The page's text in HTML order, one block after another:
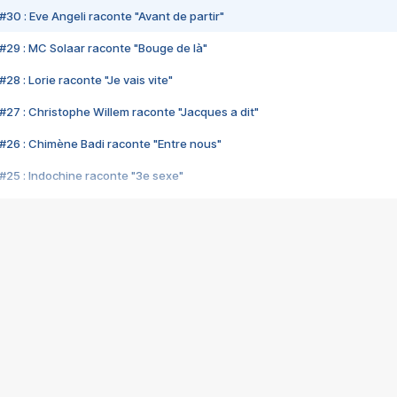
#30 : Eve Angeli raconte "Avant de partir"
#29 : MC Solaar raconte "Bouge de là"
#28 : Lorie raconte "Je vais vite"
#27 : Christophe Willem raconte "Jacques a dit"
#26 : Chimène Badi raconte "Entre nous"
#25 : Indochine raconte "3e sexe"